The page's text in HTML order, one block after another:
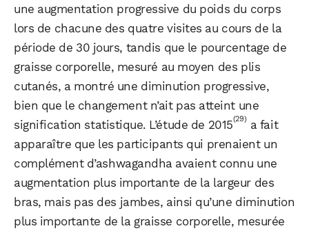
une augmentation progressive du poids du corps
lors de chacune des quatre visites au cours de la
période de 30 jours, tandis que le pourcentage de
graisse corporelle, mesuré au moyen des plis
cutanés, a montré une diminution progressive,
bien que le changement n’ait pas atteint une
signification statistique. L’étude de 2015(29) a fait
apparaître que les participants qui prenaient un
complément d’ashwagandha avaient connu une
augmentation plus importante de la largeur des
bras, mais pas des jambes, ainsi qu’une diminution
plus importante de la graisse corporelle, mesurée